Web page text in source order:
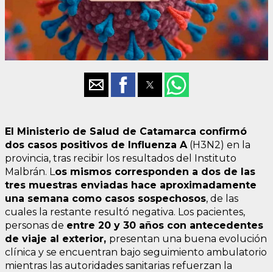
El Ministerio de Salud de Catamarca confirmó
dos casos positivos de Influenza A (H3N2) en la
provincia, tras recibir los resultados del Instituto
Malbrán. L os mismos corresponden a dos de las
tres muestras enviadas hace aproximadamente
una semana como casos sospechosos, de las
cuales la restante resultó negativa. Los pacientes,
personas de entre 20 y 30 años con antecedentes
de viaje al exterior, presentan una buena evolución
clínica y se encuentran bajo seguimiento ambulatorio
mientras las autoridades sanitarias refuerzan la